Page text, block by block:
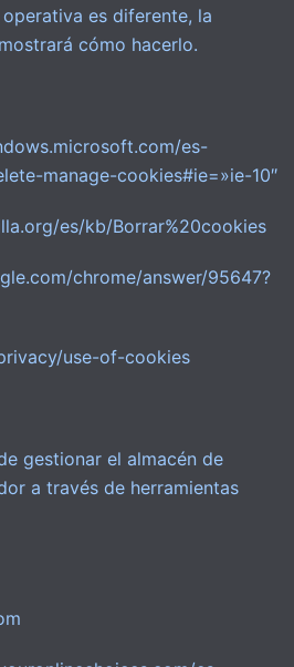
es diferente, la
cómo hacerlo.
es-
manage-cookies#ie=»ie-10″
es/kb/Borrar%20cookies
chrome/answer/95647?
use-of-cookies
gestionar el almacén de
a través de herramientas